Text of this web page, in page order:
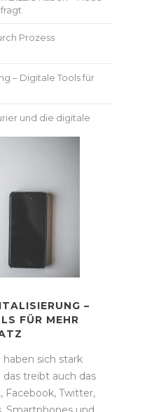
Prozess
– Digitale Tools für
und die digitale
–
FÜR MEHR
sich stark
treibt auch das
Facebook, Twitter,